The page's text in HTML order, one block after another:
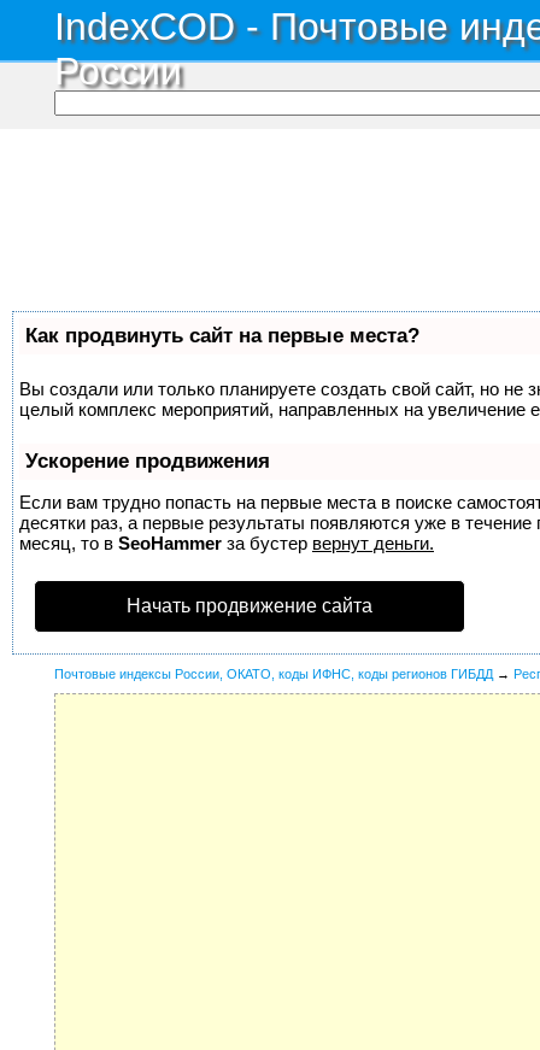
IndexCOD - Почтовые
России
Как продвинуть сайт на первые места?
Вы создали или только планируете создать свой сайт, но не
целый комплекс мероприятий, направленных на увеличение
Ускорение продвижения
Если вам трудно попасть на первые места в поиске
десятки раз, а первые результаты появляются уже в
месяц, то в SeoHammer за бустер вернут деньги.
Начать продвижение сайта
Почтовые индексы России, ОКАТО, коды ИФНС, коды регионов ГИБДД →